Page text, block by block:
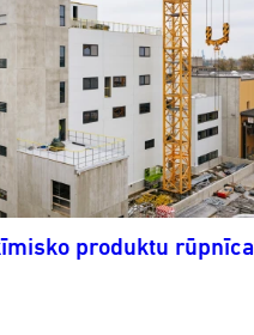
produktu rūpnīca